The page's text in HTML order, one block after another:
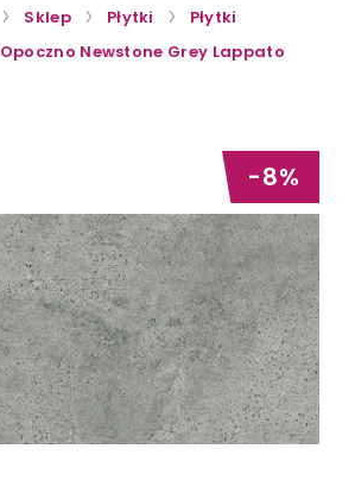
Sklep Płytki
Płytki
Opoczno Newstone Grey Lappato
-8%